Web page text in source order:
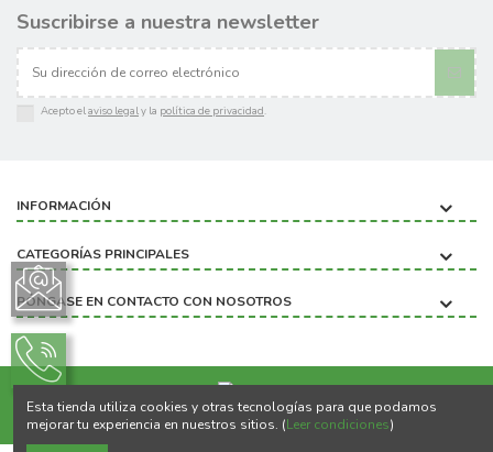
Suscribirse a nuestra newsletter
Acepto elaviso legaly la política de privacidad.
INFORMACIÓN
CATEGORÍAS PRINCIPALES
PÓNGASE EN CONTACTO CON NOSOTROS
Copyright ©2020 BIOBICHO
Esta tienda utiliza cookies y otras tecnologías para que podamos
mejorar tu experiencia en nuestros sitios. (Leer condiciones)